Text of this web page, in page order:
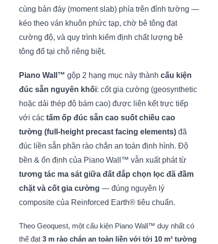
cùng bản đáy (moment slab) phía trên đỉnh tường —
kéo theo ván khuôn phức tạp, chờ bê tông đạt
cường độ, và quy trình kiểm định chất lượng bê
tông đổ tại chỗ riêng biệt.
Piano Wall™ gộp 2 hạng mục này thành cấu kiện
đúc sẵn nguyên khối: cốt gia cường (geosynthetic
hoặc dải thép độ bám cao) được liên kết trực tiếp
với các tấm ốp đúc sẵn cao suốt chiều cao
tường (full-height precast facing elements) đã
đúc liền sẵn phần rào chắn an toàn định hình. Độ
bền & ổn định của Piano Wall™ vẫn xuất phát từ
tương tác ma sát giữa đất đắp chọn lọc đã đầm
chặt và cốt gia cường — đúng nguyên lý
composite của Reinforced Earth® tiêu chuẩn.
Theo Geoquest, một cấu kiện Piano Wall™ duy nhất có
thể đạt 3 m rào chắn an toàn liền với tới 10 m² tường